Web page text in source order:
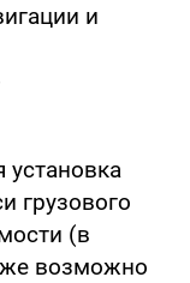
и
установка
грузового
(в
возможно